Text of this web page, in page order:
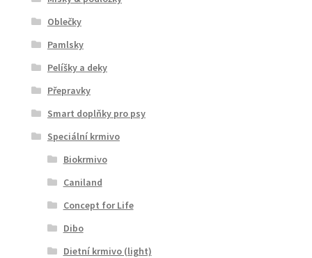
Oblečky
Pamlsky
Pelíšky a deky
Přepravky
Smart doplňky pro psy
Speciální krmivo
Biokrmivo
Caniland
Concept for Life
Dibo
Dietní krmivo (light)